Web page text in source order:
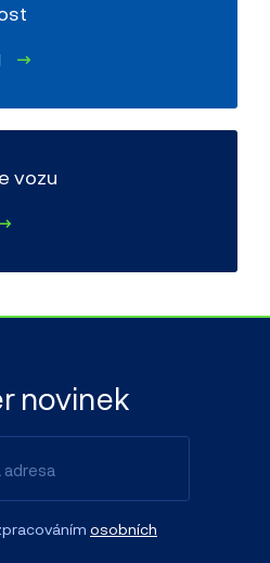
vozu
novinek
osobních